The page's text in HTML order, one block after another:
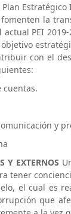
la
PEI
con el
cuentas.
y
Y EXTERNOS
tener
el cual es
que